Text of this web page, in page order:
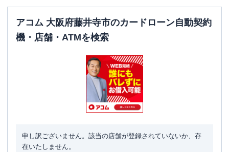
アコム 大阪府藤井寺市のカードローン自動契約
機・店舗・ATMを検索
申し訳ございません。該当の店舗が登録されていないか、存
在いたしません。